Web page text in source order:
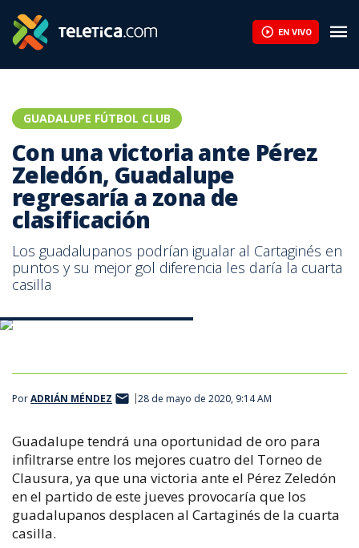
EN VIVO
GUADALUPE FÚTBOL CLUB
Con una victoria ante Pérez
Zeledón, Guadalupe
regresaría a zona de
clasificación
Los guadalupanos podrían igualar al Cartaginés en
puntos y su mejor gol diferencia les daría la cuarta
casilla
PorADRIÁN MÉNDEZ 28 de mayo de 2020, 9:14 AM
Guadalupe tendrá una oportunidad de oro para
infiltrarse entre los mejores cuatro del Torneo de
Clausura, ya que una victoria ante el Pérez Zeledón
en el partido de este jueves provocaría que los
guadalupanos desplacen al Cartaginés de la cuarta
casilla.